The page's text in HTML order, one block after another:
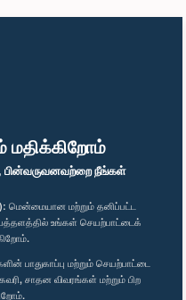
பின்வருவனவற்றை நீங்கள்
மென்மையான மற்றும் தனிப்பட்ட
உங்கள் செயற்பாட்டைக்
பாதுகாப்பு மற்றும் செயற்பாட்டை
சாதன விவரங்கள் மற்றும் பிற